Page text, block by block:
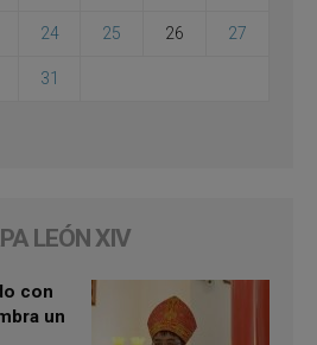
24 25 26 27
31
LEÓN XIV
con
un